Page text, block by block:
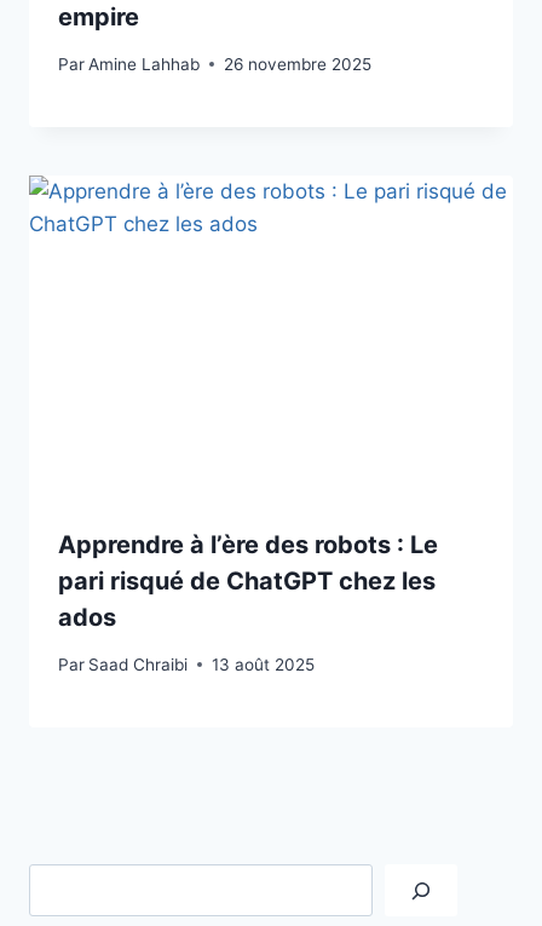
empire
ParAmine Lahhab 26 novembre 2025
Apprendre à l’ère des robots : Le
pari risqué de ChatGPT chez les
ados
Par Saad Chraibi 13 août 2025